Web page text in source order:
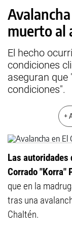
muerto al
El hecho
condiciones
aseguran que
condiciones".
+
Las autoridades
Corrado "Korra"
que en la
tras una
Chaltén.